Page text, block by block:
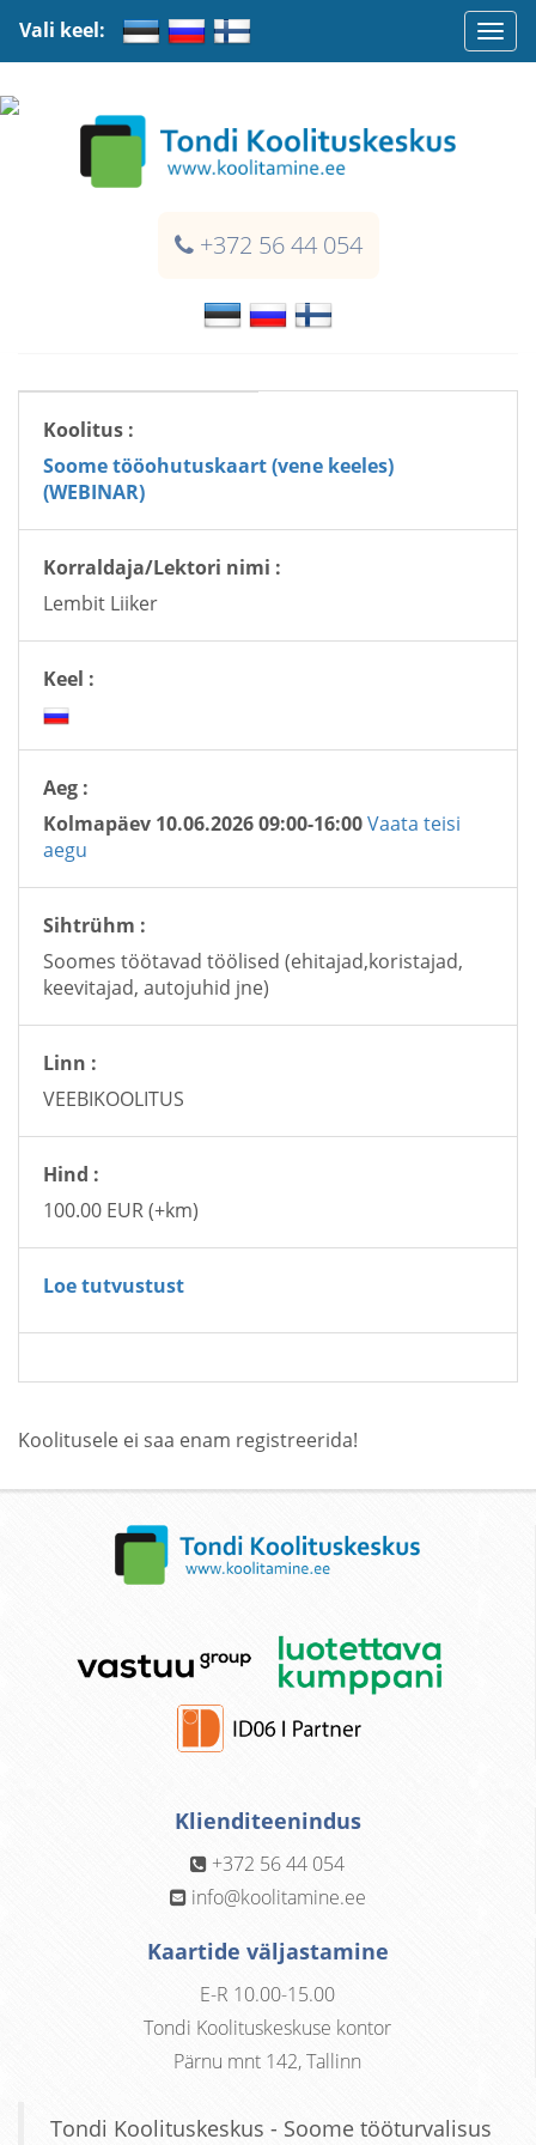
+372 56 44 054
Vali keel:
Koolitus :
Soome tööohutuskaart (vene keeles)
(WEBINAR)
Korraldaja/Lektori nimi :
Lembit Liiker
Keel :
Aeg :
Kolmapäev 10.06.2026 09:00-16:00Vaata teisi
aegu
Sihtrühm :
Soomes töötavad töölised (ehitajad,koristajad,
keevitajad, autojuhid jne)
Linn :
VEEBIKOOLITUS
Hind :
100.00 EUR (+km)
Loe tutvustust
Koolitusele ei saa enam registreerida!
Klienditeenindus
+372 56 44 054
info@koolitamine.ee
Kaartide väljastamine
E-R 10.00-15.00
Tondi Koolituskeskuse kontor
Pärnu mnt 142, Tallinn
Tondi Koolituskeskus - Soome tööturvalisus